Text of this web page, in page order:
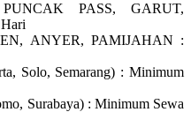
PASS, GARUT,
ANYER, PAMIJAHAN :
Solo, Semarang) : Minimum
Surabaya) : Minimum Sewa